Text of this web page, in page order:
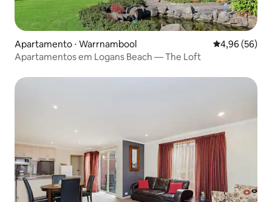
Apartamento ⋅ Warrnambool 4,96 de uma
4,96 (56)
Apartamentos em Logans Beach — The Loft